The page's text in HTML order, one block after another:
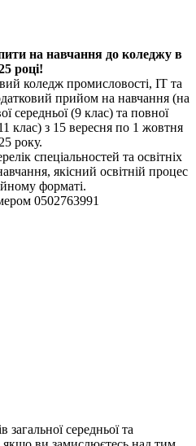
на навчання до коледжу в
році!
коледж промисловості, ІТ та
прийом на навчання (на
середньої (9 клас) та повної
клас) з 15 вересня по 1 жовтня
року.
спеціальностей та освітніх
якісний освітній процес
форматі.
0502763991
середньої та